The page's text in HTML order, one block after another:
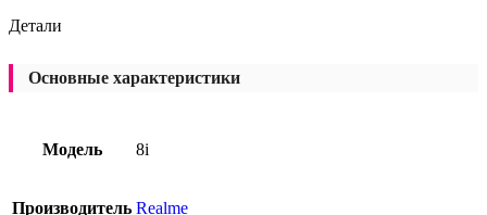
Детали
Основные характеристики
Модель 8i
Производитель Realme